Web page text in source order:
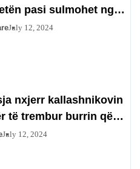
pasi sulmohet nga
July 12, 2024
nxjerr kallashnikovin
të trembur burrin që
gratë në plazhin e
July 12, 2024